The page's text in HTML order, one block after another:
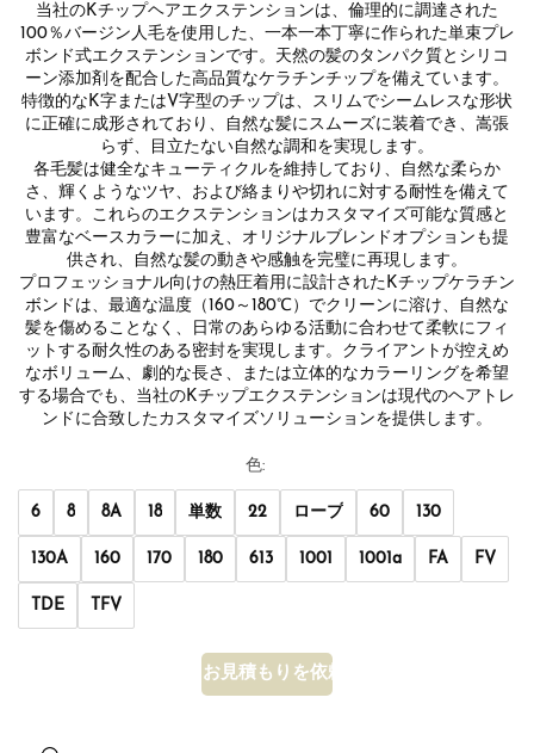
当社のKチップヘアエクステンションは、倫理的に調達された
100％バージン人毛を使用した、一本一本丁寧に作られた単束プレ
ボンド式エクステンションです。天然の髪のタンパク質とシリコ
ーン添加剤を配合した高品質なケラチンチップを備えています。
特徴的なK字またはV字型のチップは、スリムでシームレスな形状
に正確に成形されており、自然な髪にスムーズに装着でき、嵩張
らず、目立たない自然な調和を実現します。
各毛髪は健全なキューティクルを維持しており、自然な柔らか
さ、輝くようなツヤ、および絡まりや切れに対する耐性を備えて
います。これらのエクステンションはカスタマイズ可能な質感と
豊富なベースカラーに加え、オリジナルブレンドオプションも提
供され、自然な髪の動きや感触を完璧に再現します。
プロフェッショナル向けの熱圧着用に設計されたKチップケラチン
ボンドは、最適な温度（160～180℃）でクリーンに溶け、自然な
髪を傷めることなく、日常のあらゆる活動に合わせて柔軟にフィ
ットする耐久性のある密封を実現します。クライアントが控えめ
なボリューム、劇的な長さ、または立体的なカラーリングを希望
する場合でも、当社のKチップエクステンションは現代のヘアトレ
ンドに合致したカスタマイズソリューションを提供します。
色:
6 8 8A 18 単数 22 ロープ 60 130
130A 160 170 180 613 1001 1001a FA FV
TDE TFV
お見積もりを依頼する